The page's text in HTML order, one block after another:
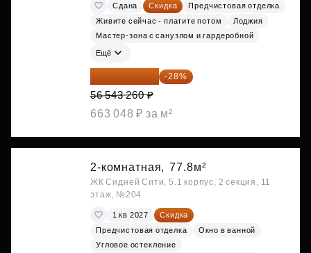
Сдана Скидка
Предчистовая отделка
Живите сейчас - платите потом
Лоджия
Мастер-зона с санузлом и гардеробной
Ещё
40 711 147 ₽ -28%
56 543 260 ₽
663 048 ₽ за м²
2-комнатная, 77.8м²
ЖК Сидней Сити, 5.1 корпус, 2 секция, 11
этаж, №204
1 кв 2027
Скидка
Предчистовая отделка
Окно в ванной
Угловое остекление